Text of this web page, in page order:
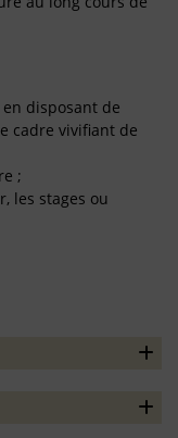
disposant de
cadre vivifiant de
;
les stages ou